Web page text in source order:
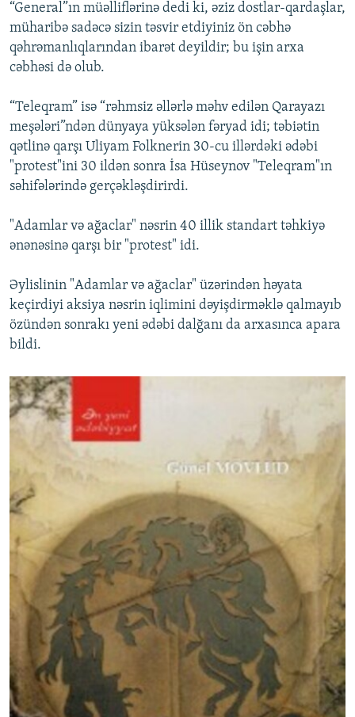
“General”ın müəlliflərinə dedi ki, əziz dostlar-qardaşlar,
müharibə sadəcə sizin təsvir etdiyiniz ön cəbhə
qəhrəmanlıqlarından ibarət deyildir; bu işin arxa
cəbhəsi də olub.
“Teleqram” isə “rəhmsiz əllərlə məhv edilən Qarayazı
meşələri”ndən dünyaya yüksələn fəryad idi; təbiətin
qətlinə qarşı Uliyam Folknerin 30-cu illərdəki ədəbi
"protest"ini 30 ildən sonra İsa Hüseynov "Teleqram"ın
səhifələrində gerçəkləşdirirdi.
"Adamlar və ağaclar" nəsrin 40 illik standart təhkiyə
ənənəsinə qarşı bir "protest" idi.
Əylislinin "Adamlar və ağaclar" üzərindən həyata
keçirdiyi aksiya nəsrin iqlimini dəyişdirməklə qalmayıb
özündən sonrakı yeni ədəbi dalğanı da arxasınca apara
bildi.